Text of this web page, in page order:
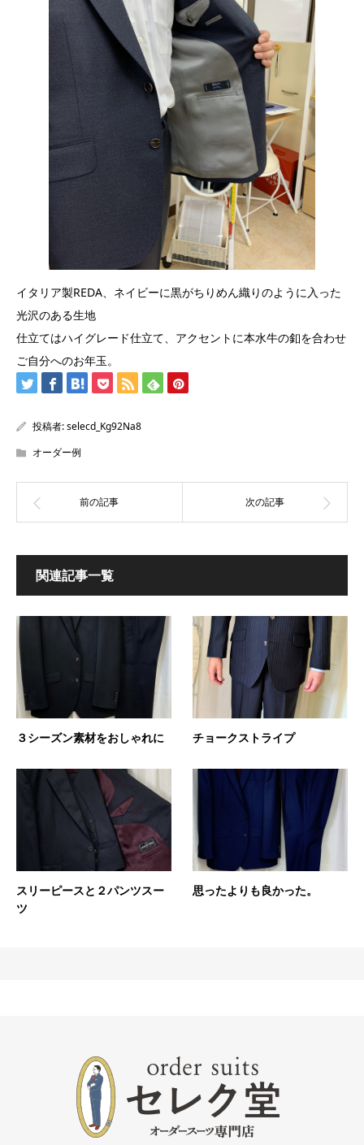
イタリア製REDA、ネイビーに黒がちりめん織りのように入った
光沢のある生地
仕立てはハイグレード仕立て、アクセントに本水牛の釦を合わせ
ご自分へのお年玉。
投稿者:selecd_Kg92Na8
オーダー例
関連記事一覧
３シーズン素材をおしゃれに チョークストライプ
スリーピースと２パンツスー
ツ
思ったよりも良かった。